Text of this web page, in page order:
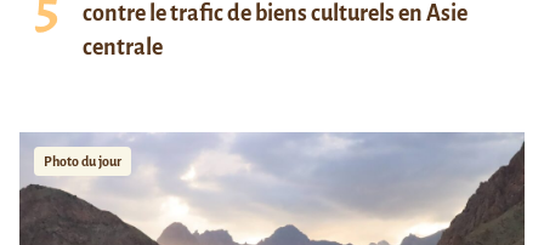
contre le trafic de biens culturels en Asie
centrale
Photo du jour